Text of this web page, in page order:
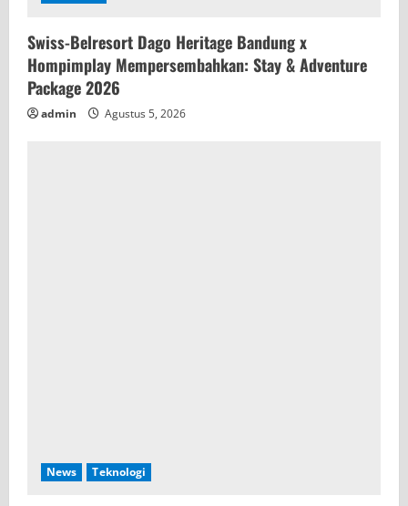
Swiss-Belresort Dago Heritage Bandung x
Hompimplay Mempersembahkan: Stay & Adventure
Package 2026
admin Agustus 5, 2026
News Teknologi